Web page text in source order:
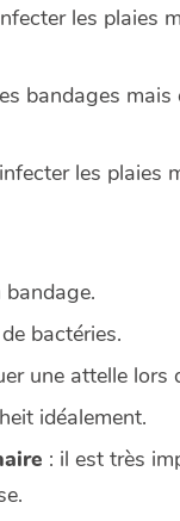
les plaies
bandages
les plaies
bactéries.
une attelle lors
idéalement.
: il est très